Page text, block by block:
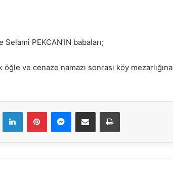
PEKCAN’IN babaları;
ve cenaze namazı sonrası köy mezarlığına
LinkedInPinterestMessenger
E-Mail ile paylaş Yazdır